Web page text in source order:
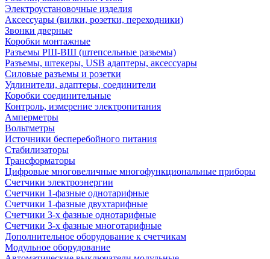
Электроустановочные изделия
Аксессуары (вилки, розетки, переходники)
Звонки дверные
Коробки монтажные
Разъемы РШ-ВШ (штепсельные разьемы)
Разъемы, штекеры, USB адаптеры, аксессуары
Силовые разъемы и розетки
Удлинители, адаптеры, соединители
Коробки соединительные
Контроль, измерение электропитания
Амперметры
Вольтметры
Источники бесперебойного питания
Стабилизаторы
Трансформаторы
Цифровые многовеличные многофункциональные приборы
Счетчики электроэнергии
Счетчики 1-фазные однотарифные
Счетчики 1-фазные двухтарифные
Счетчики 3-х фазные однотарифные
Счетчики 3-х фазные многотарифные
Дополнительное оборудование к счетчикам
Модульное оборудование